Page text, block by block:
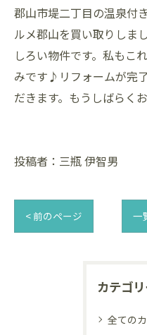
郡山市堤二丁目の温泉付
ルメ郡山を買い取りしま
しろい物件です。私もこ
みです♪リフォームが完
だきます。もうしばらく
投稿者：三瓶 伊智男
< 前のページ 一
カテゴ
全ての